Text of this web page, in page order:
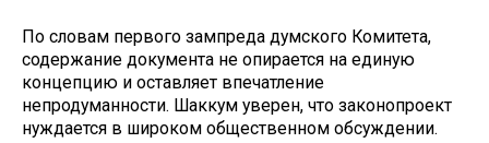
По словам первого зампреда думского Комитета,
содержание документа не опирается на единую
концепцию и оставляет впечатление
непродуманности. Шаккум уверен, что законопроект
нуждается в широком общественном обсуждении.